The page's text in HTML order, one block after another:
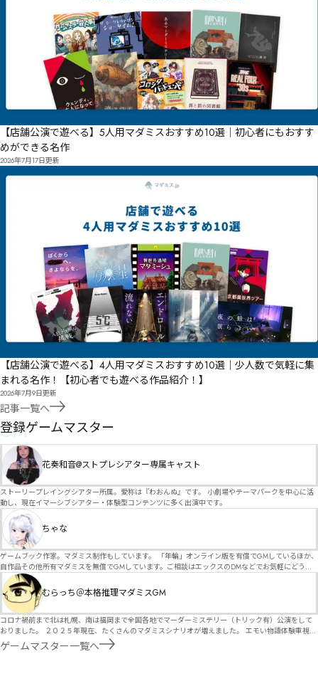
【店舗公演で遊べる】5人用マダミスおすすめ10選｜初心者にもおすす
めができる名作
2026年7月17日更新
【店舗公演で遊べる】4人用マダミスおすすめ10選｜少人数で気軽に集
まれる名作！【初心者でも遊べる作品紹介！】
2026年7月9日更新
記事一覧へ
GM
登録ゲームマスター
花奏和音@ストプレシアター専属キャスト
ストーリープレイングシアター所属。愛称は『わおんぬ』です。 小劇場やテーマパークを中心に活
動し、現在イマーシブシアター・体験型コンテンツに多く出演中です。
ちゃな
ゲームブック作家。マダミス制作もしています。 「年輪」オンライン版を有償でGMしているほか、
自作品その他所有マダミスを無償でGMしています。ご相談はエックスのDMなどでお気軽にどう
ぞ。
むらっち＠本格推理マダミスGM
コロナ禍前まで北は札幌、南は福岡まで全国各地でマーダーミステリー（トリック有）公演をして
おりました。 ２０２５年現在、たくさんのマダミスシナリオが増えました。 エモい物語体験重視の
シナリオがマダミス・マーダーミステリーというジャンル名でたくさんあるため、そのようなシナ
リオは簡単に遊べます。 しかし、２～３時間ずっと考え＆議論して、見たことないトリックが解け
ゲームマスター一覧へ